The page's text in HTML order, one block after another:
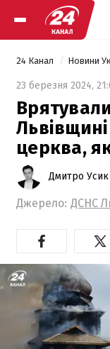
24 Канал Новини
23 березня 2024,
церква,
Дмитро Усик
Джерело: ДСНС